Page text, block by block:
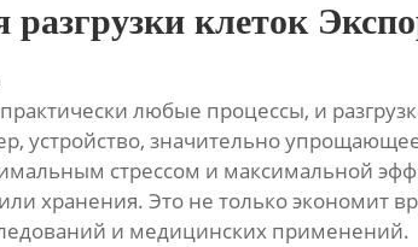
клеток
любые процессы, и
устройство, значительно
стрессом и максимальной
хранения. Это не только экономит
и медицинских применений.